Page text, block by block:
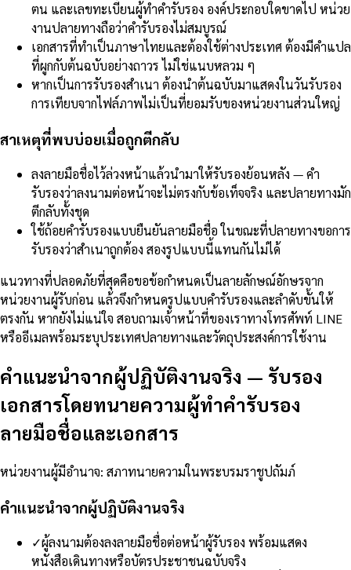
ตน และเลขทะเบียนผู้ทำคำรับรอง องค์ประกอบใดขาดไป หน่วย
งานปลายทางถือว่าคำรับรองไม่สมบูรณ์
เอกสารที่ทำเป็นภาษาไทยและต้องใช้ต่างประเทศ ต้องมีคำแปล
ที่ผูกกับต้นฉบับอย่างถาวร ไม่ใช่แนบหลวม ๆ
หากเป็นการรับรองสำเนา ต้องนำต้นฉบับมาแสดงในวันรับรอง
การเทียบจากไฟล์ภาพไม่เป็นที่ยอมรับของหน่วยงานส่วนใหญ่
สาเหตุที่พบบ่อยเมื่อถูกตีกลับ
ลงลายมือชื่อไว้ล่วงหน้าแล้วนำมาให้รับรองย้อนหลัง — คำ
รับรองว่าลงนามต่อหน้าจะไม่ตรงกับข้อเท็จจริง และปลายทางมัก
ตีกลับทั้งชุด
ใช้ถ้อยคำรับรองแบบยืนยันลายมือชื่อ ในขณะที่ปลายทางขอการ
รับรองว่าสำเนาถูกต้อง สองรูปแบบนี้แทนกันไม่ได้
แนวทางที่ปลอดภัยที่สุดคือขอข้อกำหนดเป็นลายลักษณ์อักษรจาก
หน่วยงานผู้รับก่อน แล้วจึงกำหนดรูปแบบคำรับรองและลำดับขั้นให้
ตรงกัน หากยังไม่แน่ใจ สอบถามเจ้าหน้าที่ของเราทางโทรศัพท์ LINE
หรืออีเมลพร้อมระบุประเทศปลายทางและวัตถุประสงค์การใช้งาน
คำแนะนำจากผู้ปฏิบัติงานจริง — รับรอง
เอกสารโดยทนายความผู้ทำคำรับรอง
ลายมือชื่อและเอกสาร
หน่วยงานผู้มีอำนาจ: สภาทนายความในพระบรมราชูปถัมภ์
คำแนะนำจากผู้ปฏิบัติงานจริง
✓ผู้ลงนามต้องลงลายมือชื่อต่อหน้าผู้รับรอง พร้อมแสดง
หนังสือเดินทางหรือบัตรประชาชนฉบับจริง